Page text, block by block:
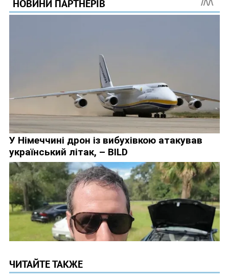
ЧИТАЙТЕ ТАКЖЕ